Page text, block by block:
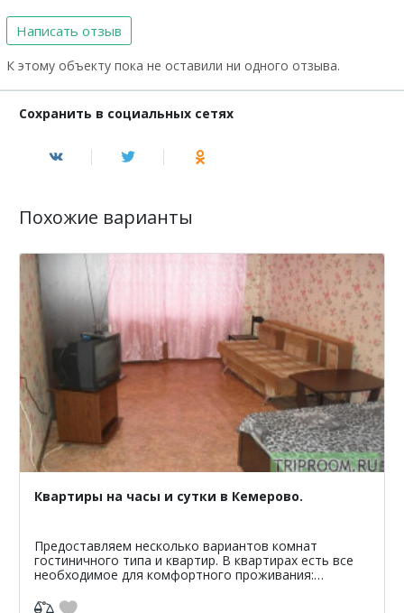
Написать отзыв
К этому объекту пока не оставили ни одного отзыва.
Сохранить в социальных сетях
Похожие варианты
Квартиры на часы и сутки в Кемерово.
Предоставляем несколько вариантов комнат
гостиничного типа и квартир. В квартирах есть все
необходимое для комфортного проживания:
машина, телевизор, дв...